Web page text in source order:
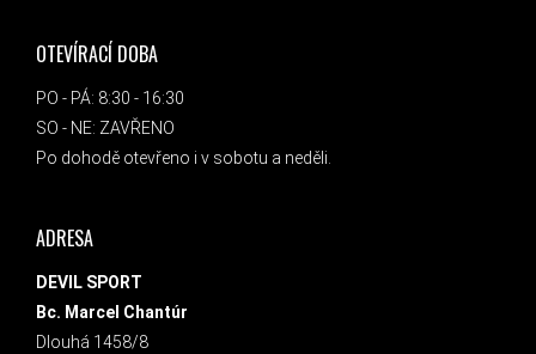
OTEVÍRACÍ DOBA
PO - PÁ: 8:30 - 16:30
SO - NE: ZAVŘENO
Po dohodě otevřeno i v sobotu a neděli.
ADRESA
DEVIL SPORT
Bc. Marcel Chantúr
Dlouhá 1458/8